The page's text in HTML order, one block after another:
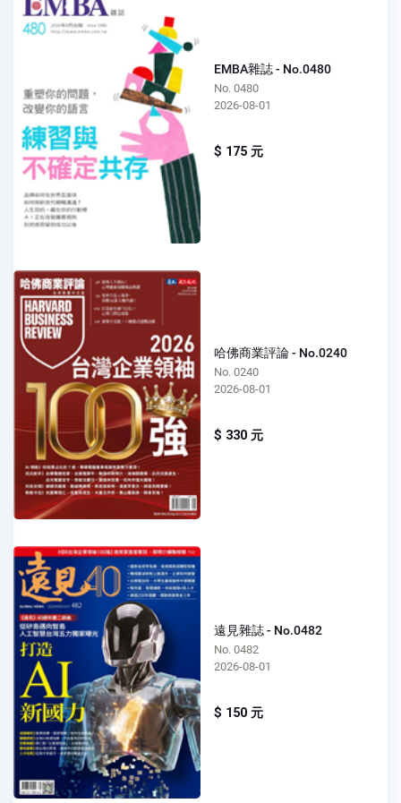
EMBA雜誌 - No.0480
No. 0480
2026-08-01
$ 175 元
哈佛商業評論 - No.0240
No. 0240
2026-08-01
$ 330 元
遠見雜誌 - No.0482
No. 0482
2026-08-01
$ 150 元